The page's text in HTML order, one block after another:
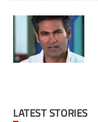
LATEST STORIES